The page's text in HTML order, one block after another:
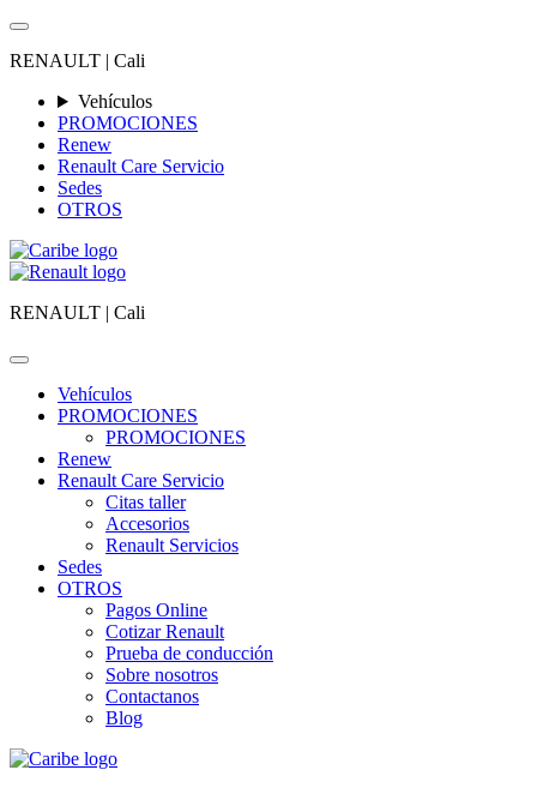
RENAULT | Cali
Vehículos
PROMOCIONES
Renew
Renault Care Servicio
Sedes
OTROS
RENAULT | Cali
Vehículos
PROMOCIONES
PROMOCIONES
Renew
Renault Care Servicio
Citas taller
Accesorios
Renault Servicios
Sedes
OTROS
Pagos Online
Cotizar Renault
Prueba de conducción
Sobre nosotros
Contactanos
Blog